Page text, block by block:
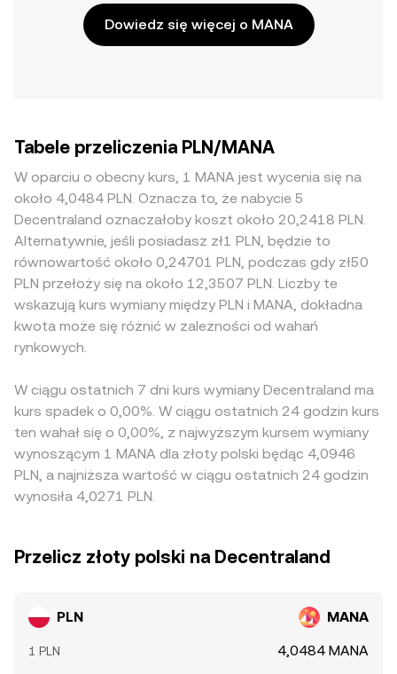
Dowiedz się więcej o MANA
Tabele przeliczenia PLN/MANA
W oparciu o obecny kurs, 1 MANA jest wycenia się na
około 4,0484 PLN. Oznacza to, że nabycie 5
Decentraland oznaczałoby koszt około 20,2418 PLN.
Alternatywnie, jeśli posiadasz zł1 PLN, będzie to
równowartość około 0,24701 PLN, podczas gdy zł50
PLN przełoży się na około 12,3507 PLN. Liczby te
wskazują kurs wymiany między PLN i MANA, dokładna
kwota może się różnić w zależności od wahań
rynkowych.
W ciągu ostatnich 7 dni kurs wymiany Decentraland ma
kurs spadek o 0,00%. W ciągu ostatnich 24 godzin kurs
ten wahał się o 0,00%, z najwyższym kursem wymiany
wynoszącym 1 MANA dla złoty polski będąc 4,0946
PLN, a najniższa wartość w ciągu ostatnich 24 godzin
wynosiła 4,0271 PLN.
Przelicz złoty polski na Decentraland
PLN MANA
1 PLN 4,0484 MANA